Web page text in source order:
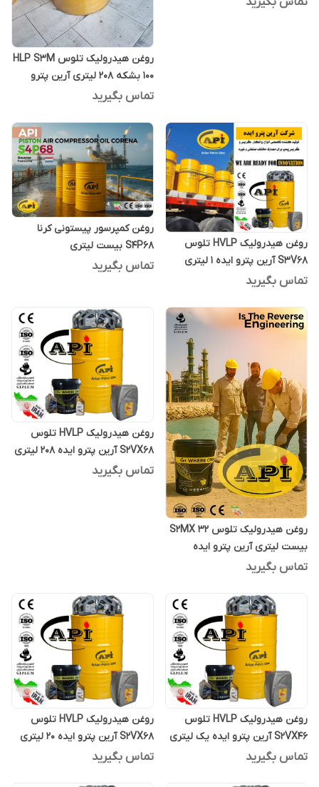
روغن هیدرولیک تلوس HLP S3M
100 بشکه 208 لیتری آرین پترو
ایده
تماس بگیرید
روغن هیدرولیک HVLP تلوس
S3V68 آرین پترو ایده 1 لیتری
تماس بگیرید
روغن کمپرسور پیستونی کرنا
S4P68 بیست لیتری
تماس بگیرید
روغن هیدرولیک تلوس S2MX 32
بیست لیتری آرین پترو ایده
تماس بگیرید
روغن هیدرولیک HVLP تلوس
S2VX68 آرین پترو ایده 208 لیتری
تماس بگیرید
روغن هیدرولیک HVLP تلوس
S2VX46 آرین پترو ایده یک لیتری
تماس بگیرید
روغن هیدرولیک HVLP تلوس
S2VX68 آرین پترو ایده 20 لیتری
تماس بگیرید